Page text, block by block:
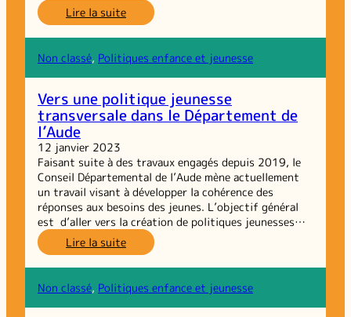
Lire la suite:
Dernière
ligne
droite
Youthreach :
Non classé, Politiques enfance et jeunesse
Vers une politique jeunesse
transversale dans le Département de
l’Aude
12 janvier 2023
Faisant suite à des travaux engagés depuis 2019, le
Conseil Départemental de l’Aude mène actuellement
un travail visant à développer la cohérence des
réponses aux besoins des jeunes. L’objectif général
est d’aller vers la création de politiques jeunesses…
Lire la suite:
Vers
une
politique
Non classé, Politiques enfance et jeunesse